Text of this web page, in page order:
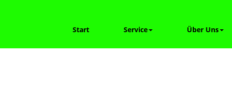
Start Service Über Uns